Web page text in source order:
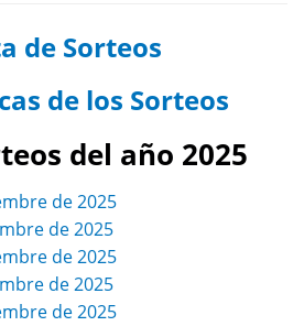
de Sorteos
de los Sorteos
del año 2025
de 2025
de 2025
de 2025
de 2025
de 2025